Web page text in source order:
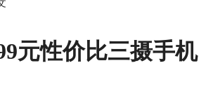
元性价比三摄手机